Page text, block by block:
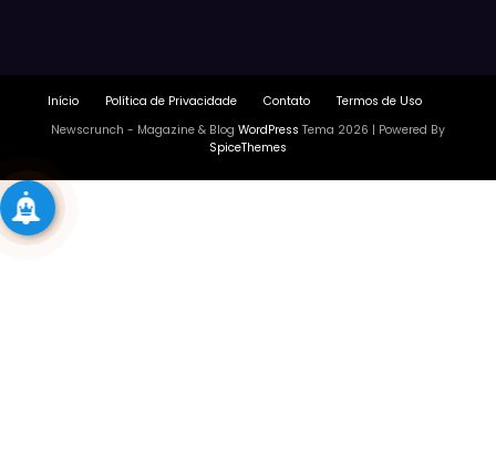
Início Política de Privacidade Contato
Termos de Uso
Newscrunch - Magazine & Blog WordPress Tema 2026 | Powered By
SpiceThemes